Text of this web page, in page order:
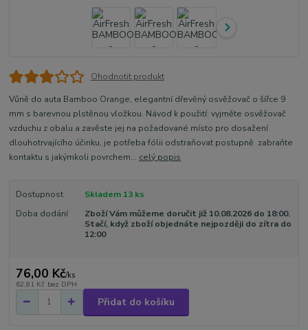
Ohodnotit produkt
Vůně do auta Bamboo Orange, elegantní dřevěný osvěžovač o šířce 9
mm s barevnou plstěnou vložkou. Návod k použití: vyjměte osvěžovač
vzduchu z obalu a zavěste jej na požadované místo pro dosažení
dlouhotrvajícího účinku, je potřeba fólii odstraňovat postupně zabraňte
kontaktu s jakýmkoli povrchem... celý popis
Dostupnost
Skladem 13 ks
Doba dodání
Zboží Vám můžeme doručit již 10.08.2026 do 18:00.
Stačí, když zboží objednáte nejpozději do zítra do
12:00
76,00 Kč/ks
62,81 Kč bez DPH
Přidat do košíku